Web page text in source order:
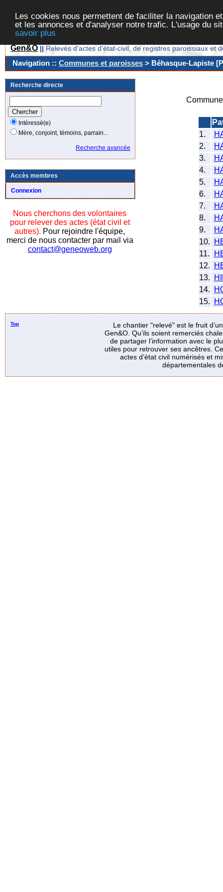
Les cookies nous permettent de faciliter la navigation
et les annonces et d'analyser notre trafic. L'usage du
savoir plus
Gen&O || Relevés d'actes d'état-civil, de registres paroissiaux et
Navigation :: Communes et paroisses > Béhasque-Lapiste
Recherche directe
Intéressé(e)
Mère, conjoint, témoins, parrain...
Recherche avancée
Accès membres
Connexion
Nous cherchons des volontaires
pour relever des actes (état civil et
autres). Pour rejoindre l'équipe,
merci de nous contacter par mail via
contact@geneoweb.org
1.
2.
3.
4.
5.
6.
7.
8.
9.
10.
11.
12.
13.
14.
15.
Top
Le chantier "relevé" est le fruit
Gen&O. Qu’ils soient remerciés
de partager l’information avec le
utiles pour retrouver ses ancêtres.
actes d’état civil numérisés et
départementales